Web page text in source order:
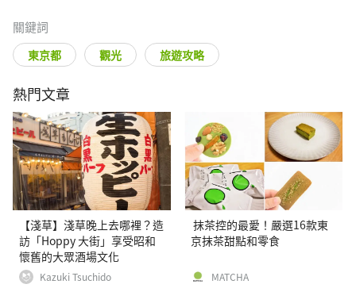
關鍵詞
東京都 觀光 旅遊攻略
熱門文章
【淺草】淺草晚上去哪裡？造
訪「Hoppy 大街」享受昭和
懷舊的大眾酒場文化
Kazuki Tsuchido
抹茶控的最愛！嚴選16款東
京抹茶甜點和零食
MATCHA